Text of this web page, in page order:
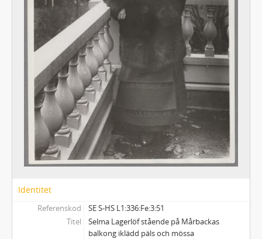
Ft - Fotografier från teaterföreställningar. Svenska respektive utländska
Fu - Fotografier från utställningar. Svenska respektive utländska
Alb - Album, svenska respektive utländska
337 - BILDER
338 - NILS AFZELIUS LAGERLÖFMATERIAL
339 - VALBORG OLANDERS LAGERLÖFMATERIAL
340 - SELMA LAGERLÖF-SÄLLSKAPET
341 - SOPHIE ELKANS ANTECKNINGAR
Identitet
Referenskod
SE S-HS L1:336:Fe:3:51
Titel
Selma Lagerlöf stående på Mårbackas
balkong iklädd päls och mössa